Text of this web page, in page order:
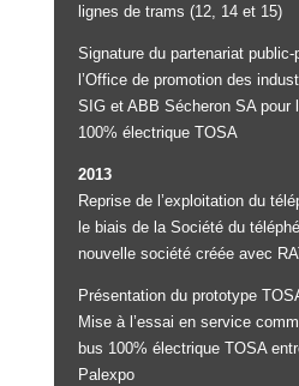
lignes de trams (12, 14 et 15)
Signature du partenariat
l’Office de promotion des
SIG et ABB Sécheron SA pour
100% électrique TOSA
2013
Reprise de l’exploitation du
le biais de la Société du
nouvelle société créée avec
Présentation du prototype
Mise à l’essai en service
bus 100% électrique TOSA
Palexpo